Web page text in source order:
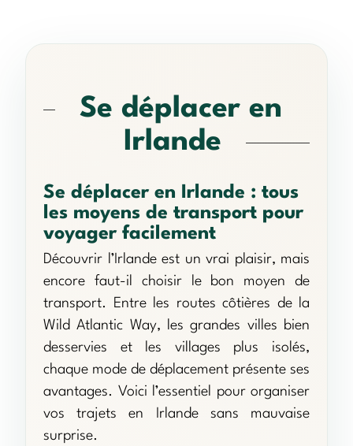
Se déplacer en
Irlande
Se déplacer en Irlande : tous
les moyens de transport pour
voyager facilement
Découvrir l’Irlande est un vrai plaisir, mais
encore faut-il choisir le bon moyen de
transport. Entre les routes côtières de la
Wild Atlantic Way, les grandes villes bien
desservies et les villages plus isolés,
chaque mode de déplacement présente ses
avantages. Voici l’essentiel pour organiser
vos trajets en Irlande sans mauvaise
surprise.